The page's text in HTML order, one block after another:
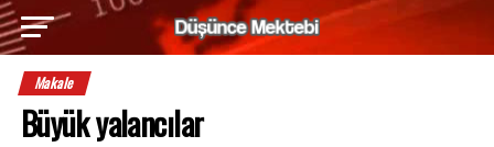
Makale
Büyük yalancılar